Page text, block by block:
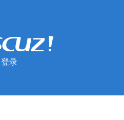
登录